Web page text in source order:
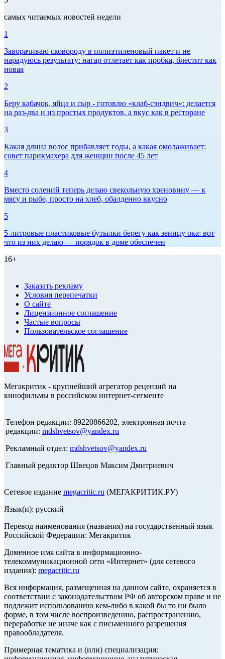
самых читаемых новостей недели
1
Заворачиваю сковороду в полиэтиленовый пакет и не
нарадуюсь результату: нагар отлетает как пробка, блестит как
новая
2
Беру кабачок, яйца и сыр - готовлю «клаб-сэндвич»: делается
на раз-два и из простых продуктов, а вкус как в ресторане
3
Какая длина волос прибавляет годы, а какая омолаживает:
совет парикмахера для женщин после 45 лет
4
Вместо солений теперь делаю свекольную хреновину — к
мясу и рыбе, просто на хлеб, обалденно вкусно
5
5-литровые пластиковые бутылки берегу как зеницу ока: вот
что из них делаю — порядок в доме обеспечен
16+
Заказать рекламу
Условия перепечатки
О сайте
Лицензионное соглашение
Частые вопросы
Пользовательское соглашение
Мегакритик - крупнейший агрегатор рецензий на
кинофильмы в российском интернет-сегменте
Телефон редакции: 89220866202, электронная почта
редакции: mdshvetsov@yandex.ru
Рекламный отдел: mdshvetsov@yandex.ru
Главный редактор Швецов Максим Дмитриевич
Сетевое издание megacritic.ru (МЕГАКРИТИК.РУ)
Язык(и): русский
Перевод наименования (названия) на государственный язык
Российской Федерации: Мегакритик
Доменное имя сайта в информационно-
телекоммуникационной сети «Интернет» (для сетевого
издания): megacritic.ru
Вся информация, размещенная на данном сайте, охраняется в
соответствии с законодательством РФ об авторском праве и не
подлежит использованию кем-либо в какой бы то ни было
форме, в том числе воспроизведению, распространению,
переработке не иначе как с письменного разрешения
правообладателя.
Примерная тематика и (или) специализация: